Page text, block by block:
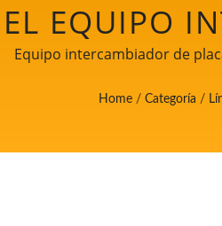
EL EQUIPO
ES UNA DE
TOFU
Equipo intercambiador de
Home / Categoría /